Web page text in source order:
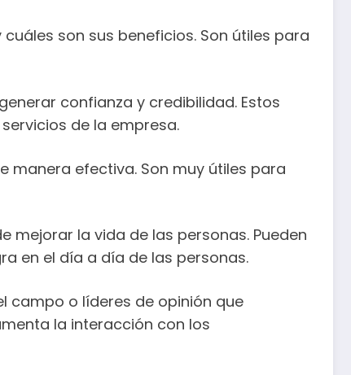
son sus beneficios. Son útiles para
confianza y credibilidad. Estos
de la empresa.
manera efectiva. Son muy útiles para
mejorar la vida de las personas. Pueden
en el día a día de las personas.
campo o líderes de opinión que
la interacción con los